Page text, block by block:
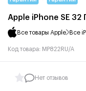
Apple iPhone SE 32
Все товары Apple Все
Код товара: MP822RU/A
Нет отзывов